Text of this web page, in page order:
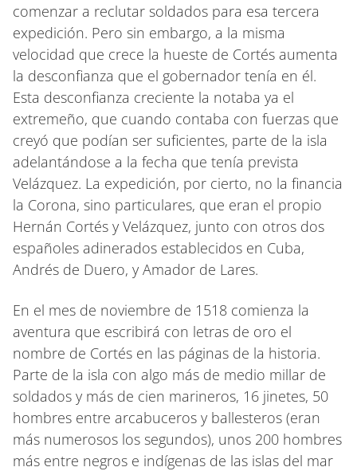
comenzar a reclutar soldados para esa tercera
expedición. Pero sin embargo, a la misma
velocidad que crece la hueste de Cortés aumenta
la desconfianza que el gobernador tenía en él.
Esta desconfianza creciente la notaba ya el
extremeño, que cuando contaba con fuerzas que
creyó que podían ser suficientes, parte de la isla
adelantándose a la fecha que tenía prevista
Velázquez. La expedición, por cierto, no la financia
la Corona, sino particulares, que eran el propio
Hernán Cortés y Velázquez, junto con otros dos
españoles adinerados establecidos en Cuba,
Andrés de Duero, y Amador de Lares.
En el mes de noviembre de 1518 comienza la
aventura que escribirá con letras de oro el
nombre de Cortés en las páginas de la historia.
Parte de la isla con algo más de medio millar de
soldados y más de cien marineros, 16 jinetes, 50
hombres entre arcabuceros y ballesteros (eran
más numerosos los segundos), unos 200 hombres
más entre negros e indígenas de las islas del mar